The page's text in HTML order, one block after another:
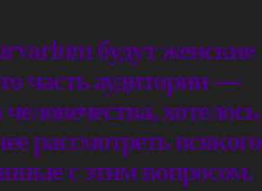
будут женские
часть аудитории —
хотелось
рассмотреть всякого
с этим вопросом.